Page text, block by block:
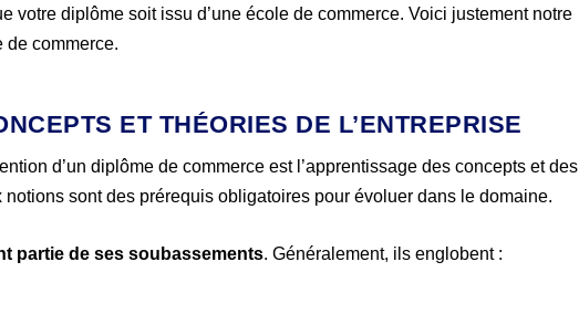
votre diplôme soit issu d’une école de commerce. Voici justement notre
de commerce.
ET THÉORIES DE L’ENTREPRISE
d’un diplôme de commerce est l’apprentissage des concepts et des
notions sont des prérequis obligatoires pour évoluer dans le domaine.
partie de ses soubassements. Généralement, ils englobent :